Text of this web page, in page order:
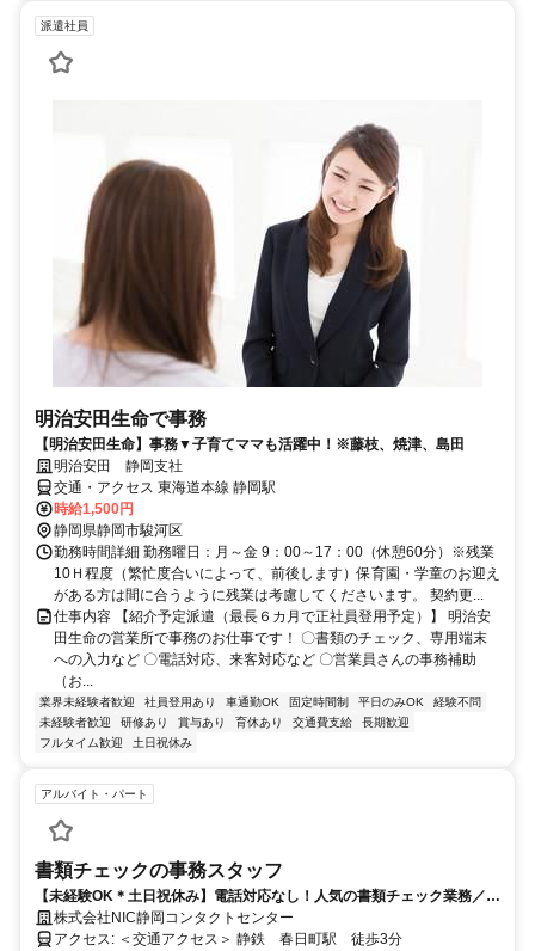
派遣社員
明治安田生命で事務
【明治安田生命】事務▼子育てママも活躍中！※藤枝、焼津、島田
明治安田 静岡支社
交通・アクセス 東海道本線 静岡駅
時給1,500円
静岡県静岡市駿河区
勤務時間詳細 勤務曜日：月～金 9：00～17：00（休憩60分）※残業
10Ｈ程度（繁忙度合いによって、前後します）保育園・学童のお迎え
がある方は間に合うように残業は考慮してくださいます。 契約更...
仕事内容 【紹介予定派遣（最長６カ月で正社員登用予定）】 明治安
田生命の営業所で事務のお仕事です！ 〇書類のチェック、専用端末
への入力など 〇電話対応、来客対応など 〇営業員さんの事務補助
（お...
業界未経験者歓迎 社員登用あり 車通勤OK 固定時間制 平日のみOK
経験不問
未経験者歓迎
研修あり 賞与あり 育休あり 交通費支給
長期歓迎
フルタイム歓迎
土日祝休み
アルバイト・パート
書類チェックの事務スタッフ
【未経験OK＊土日祝休み】電話対応なし！人気の書類チェック業務／フ
ルタイム歓迎／ネイル・私服勤務OK！
株式会社NIC静岡コンタクトセンター
アクセス: ＜交通アクセス＞ 静鉄 春日町駅 徒歩3分